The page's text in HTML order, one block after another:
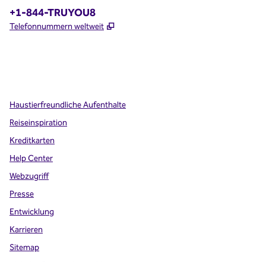
Telefon:
+1-844-TRUYOU8
Telefonnummern weltweit ,
Haustierfreundliche Aufenthalte
Reiseinspiration
Kreditkarten
Help Center
Webzugriff
Presse
Entwicklung
Karrieren
Sitemap